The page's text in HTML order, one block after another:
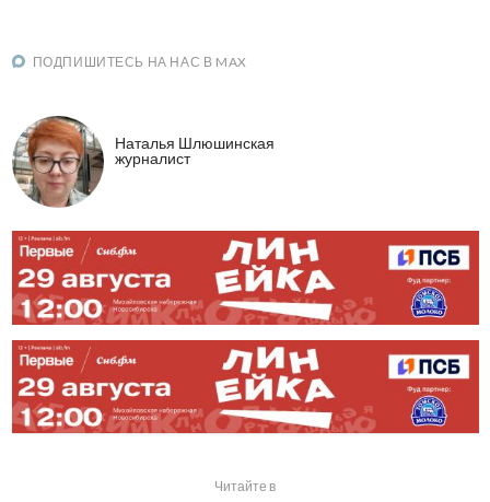
ПОДПИШИТЕСЬ НА НАС В MAX
Наталья Шлюшинская
журналист
Читайте в